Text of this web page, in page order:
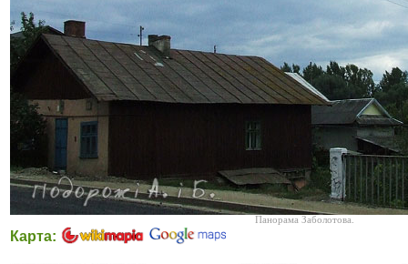
Панорама Заболотова.
Карта: